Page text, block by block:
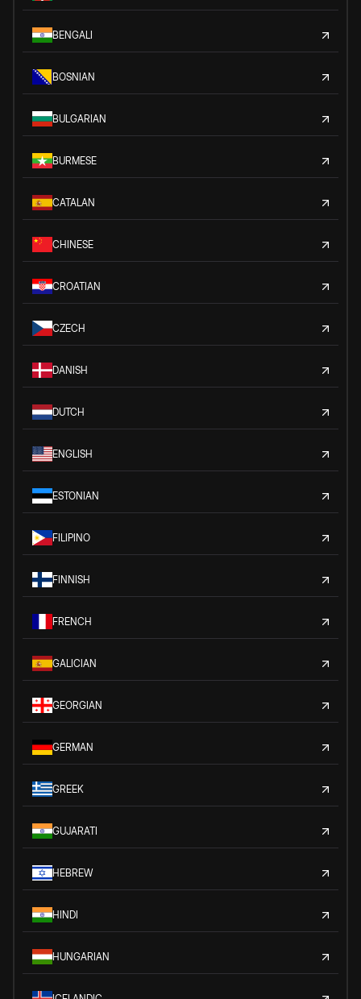
BENGALI
BOSNIAN
BULGARIAN
BURMESE
CATALAN
CHINESE
CROATIAN
CZECH
DANISH
DUTCH
ENGLISH
ESTONIAN
FILIPINO
FINNISH
FRENCH
GALICIAN
GEORGIAN
GERMAN
GREEK
GUJARATI
HEBREW
HINDI
HUNGARIAN